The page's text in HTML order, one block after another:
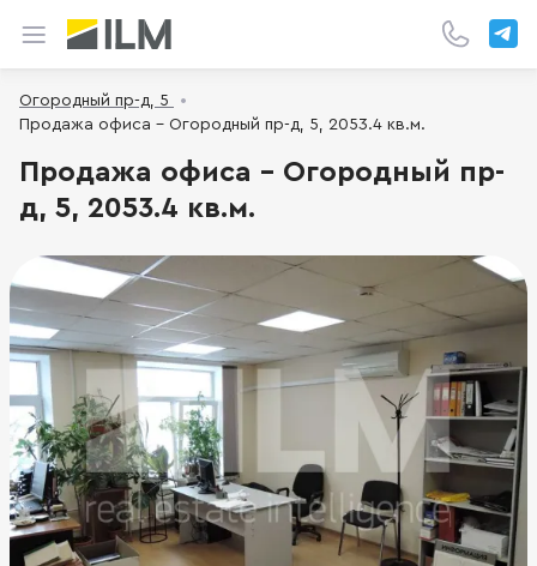
Огородный пр-д, 5
Продажа офиса - Огородный пр-д, 5, 2053.4 кв.м.
Продажа офиса - Огородный пр-
д, 5, 2053.4 кв.м.